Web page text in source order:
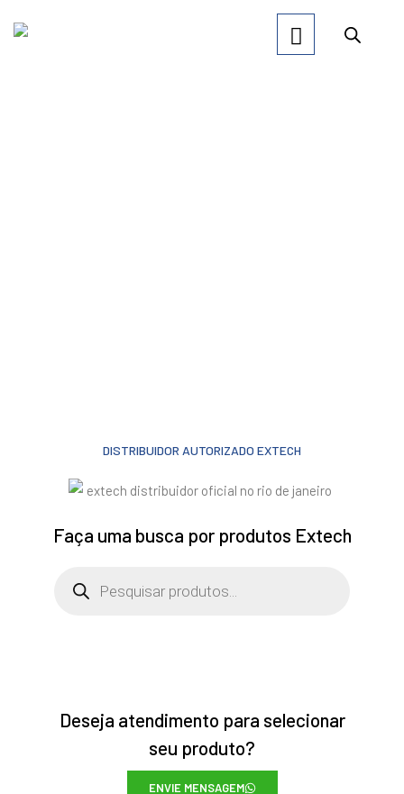
DISTRIBUIDOR AUTORIZADO EXTECH
Faça uma busca por produtos Extech
Deseja atendimento para selecionar
seu produto?
ENVIE MENSAGEM